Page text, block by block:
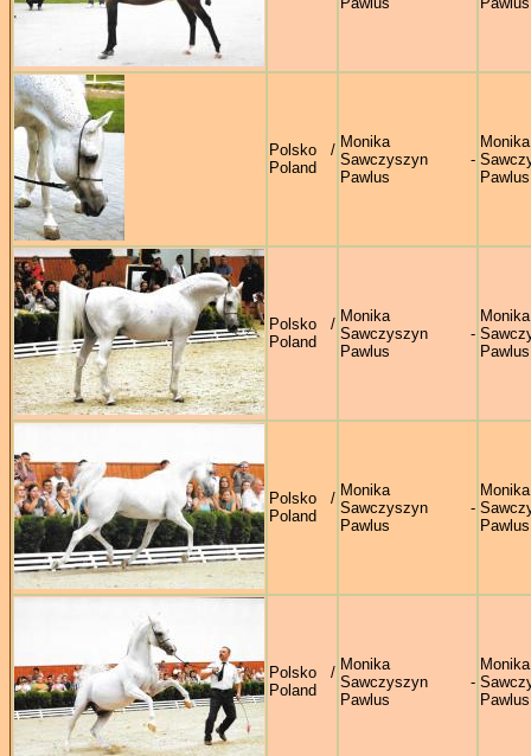
Polsko /
Poland
Monika
Sawczyszyn -
Pawlus
Monika
Pawlus
Polsko /
Poland
Monika
Sawczyszyn -
Pawlus
Monika
Pawlus
Polsko /
Poland
Monika
Sawczyszyn -
Pawlus
Monika
Pawlus
Polsko /
Poland
Monika
Sawczyszyn -
Pawlus
Monika
Pawlus